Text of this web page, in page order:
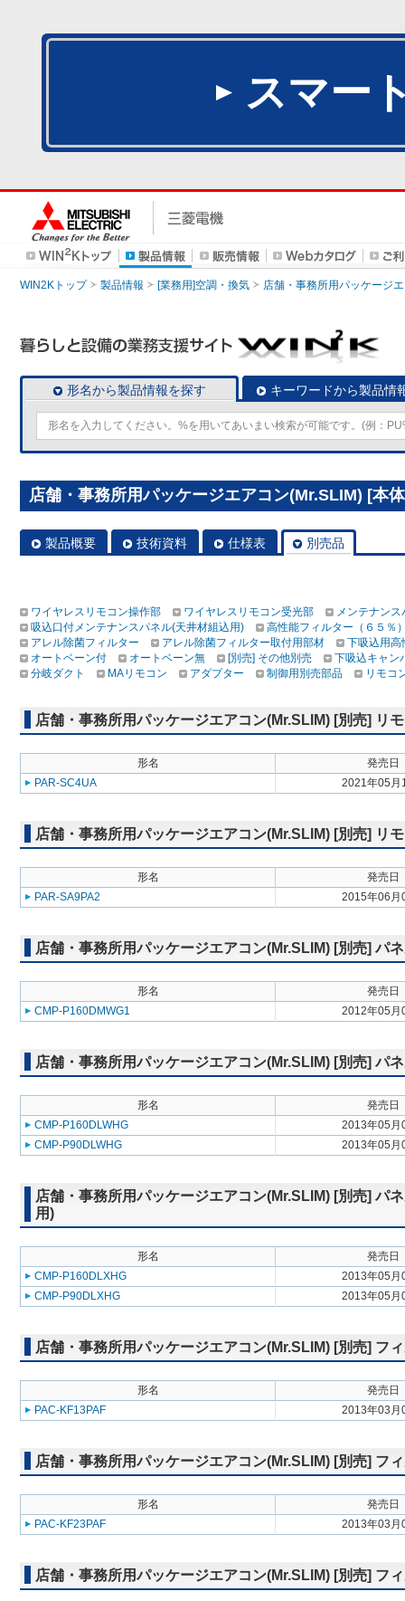
スマー
WIN2Kトップ 製品情報 [業務用]空調・換気 店舗・事務所用パッケージ
形名から製品情報を探す キーワードから製品情
店舗・事務所用パッケージエアコン(Mr.SLIM) [本
製品概要 技術資料 仕様表 別売品
ワイヤレスリモコン操作部 ワイヤレスリモコン受光部
メンテナンス
吸込口付メンテナンスパネル(天井材組込用)
高性能フィルター（６５％
アレル除菌フィルター
アレル除菌フィルター取付用部材
下吸込用高
オートベーン付
オートベーン無 [別売] その他別売
下吸込キャン
分岐ダクト
MAリモコン アダプター 制御用別売部品 リモコ
店舗・事務所用パッケージエアコン(Mr.SLIM) [別売] リ
形名
発売日
PAR-SC4UA
2021年05月
店舗・事務所用パッケージエアコン(Mr.SLIM) [別売] リ
形名
発売日
PAR-SA9PA2
2015年06月
店舗・事務所用パッケージエアコン(Mr.SLIM) [別売] パ
形名
発売日
CMP-P160DMWG1
2012年05月
店舗・事務所用パッケージエアコン(Mr.SLIM) [別売] パ
形名
発売日
CMP-P160DLWHG
2013年05月
CMP-P90DLWHG
2013年05月
店舗・事務所用パッケージエアコン(Mr.SLIM) [別売] パ
用)
形名
発売日
CMP-P160DLXHG
2013年05月
CMP-P90DLXHG
2013年05月
店舗・事務所用パッケージエアコン(Mr.SLIM) [別売] フ
形名
発売日
PAC-KF13PAF
2013年03月
店舗・事務所用パッケージエアコン(Mr.SLIM) [別売] フ
形名
発売日
PAC-KF23PAF
2013年03月
店舗・事務所用パッケージエアコン(Mr.SLIM) [別売] フ